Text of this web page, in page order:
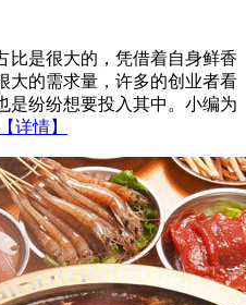
是很大的，凭借着自身鲜香
大的需求量，许多的创业者看
是纷纷想要投入其中。小编为
【详情】